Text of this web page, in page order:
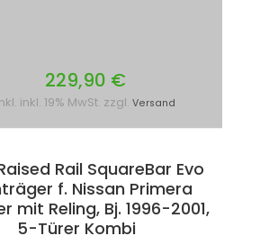
229,90 €
inkl. 19% MwSt. zzgl. Versand
Rail SquareBar Evo
f. Nissan Primera
mit Reling, Bj. 1996-2001,
5-Türer Kombi